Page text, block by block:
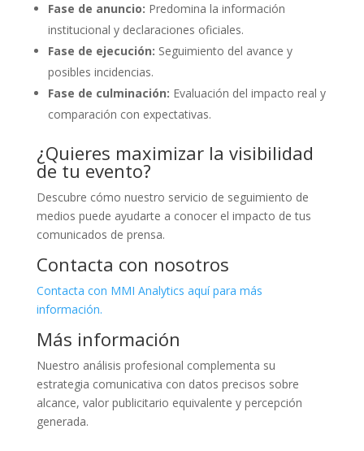
Fase de anuncio: Predomina la información
institucional y declaraciones oficiales.
Fase de ejecución: Seguimiento del avance y
posibles incidencias.
Fase de culminación: Evaluación del impacto real y
comparación con expectativas.
¿Quieres maximizar la visibilidad
de tu evento?
Descubre cómo nuestro servicio de seguimiento de
medios puede ayudarte a conocer el impacto de tus
comunicados de prensa.
Contacta con nosotros
Contacta con MMI Analytics aquí para más
información.
Más información
Nuestro análisis profesional complementa su
estrategia comunicativa con datos precisos sobre
alcance, valor publicitario equivalente y percepción
generada.